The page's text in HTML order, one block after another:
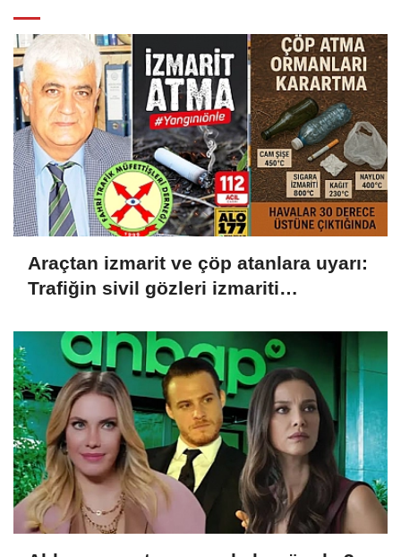
Araçtan izmarit ve çöp atanlara uyarı:
Trafiğin sivil gözleri izmariti